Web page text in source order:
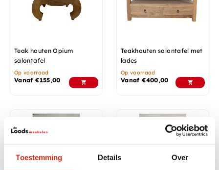
Toestemming Details Over
Teak houten Opium
salontafel
Op voorraad
Vanaf€155,00
Teakhouten salontafel met
lades
Op voorraad
Vanaf€400,00